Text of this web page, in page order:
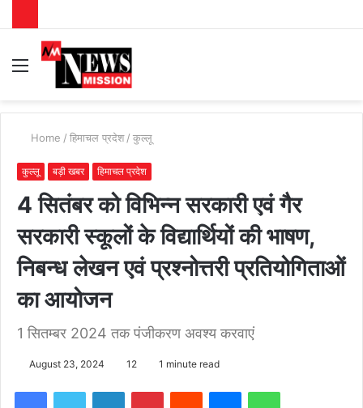
Menu
Home / हिमाचल प्रदेश / कुल्लू
कुल्लू बड़ी खबर हिमाचल प्रदेश
4 सितंबर को विभिन्न सरकारी एवं गैर
सरकारी स्कूलों के विद्यार्थियों की भाषण,
निबन्ध लेखन एवं प्रश्नोत्तरी प्रतियोगिताओं
का आयोजन
1 सितम्बर 2024 तक पंजीकरण अवश्य करवाएं
August 23, 2024 12 1 minute read